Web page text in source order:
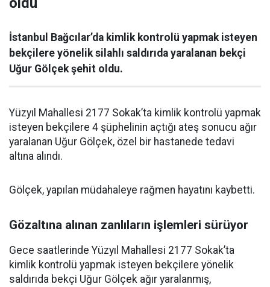
İstanbul Bağcılar’da kimlik kontrolü yapmak isteyen
bekçilere yönelik silahlı saldırıda yaralanan bekçi
Uğur Gölçek şehit oldu.
Yüzyıl Mahallesi 2177 Sokak’ta kimlik kontrolü yapmak
isteyen bekçilere 4 şüphelinin açtığı ateş sonucu ağır
yaralanan Uğur Gölçek, özel bir hastanede tedavi
altına alındı.
Gölçek, yapılan müdahaleye rağmen hayatını kaybetti.
Gözaltına alınan zanlıların işlemleri sürüyor
Gece saatlerinde Yüzyıl Mahallesi 2177 Sokak’ta
kimlik kontrolü yapmak isteyen bekçilere yönelik
saldırıda bekçi Uğur Gölçek ağır yaralanmış,